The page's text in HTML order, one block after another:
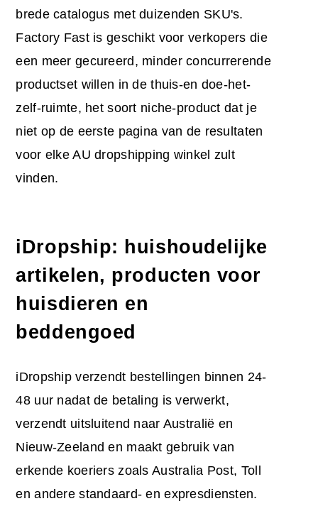
brede catalogus met duizenden SKU's.
Factory Fast is geschikt voor verkopers die
een meer gecureerd, minder concurrerende
productset willen in de thuis-en doe-het-
zelf-ruimte, het soort niche-product dat je
niet op de eerste pagina van de resultaten
voor elke AU dropshipping winkel zult
vinden.
iDropship: huishoudelijke
artikelen, producten voor
huisdieren en
beddengoed
iDropship verzendt bestellingen binnen 24-
48 uur nadat de betaling is verwerkt,
verzendt uitsluitend naar Australië en
Nieuw-Zeeland en maakt gebruik van
erkende koeriers zoals Australia Post, Toll
en andere standaard- en expresdiensten.